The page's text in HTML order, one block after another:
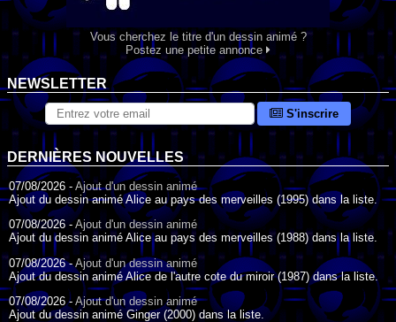
Vous cherchez le titre d'un dessin animé ?
Postez une petite annonce
NEWSLETTER
S'inscrire
DERNIÈRES NOUVELLES
07/08/2026 - Ajout d'un dessin animé
Ajout du dessin animé Alice au pays des merveilles (1995) dans la liste.
07/08/2026 -Ajout d'un dessin animé
Ajout du dessin animé Alice au pays des merveilles (1988) dans la liste.
07/08/2026 -Ajout d'un dessin animé
Ajout du dessin animé Alice de l'autre cote du miroir (1987) dans la liste.
07/08/2026 - Ajout d'un dessin animé
Ajout du dessin animé Ginger (2000) dans la liste.